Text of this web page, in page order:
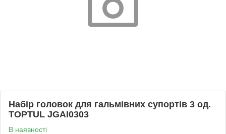
Набір головок для гальмівних супортів 3 од.
TOPTUL JGAI0303
В наявності